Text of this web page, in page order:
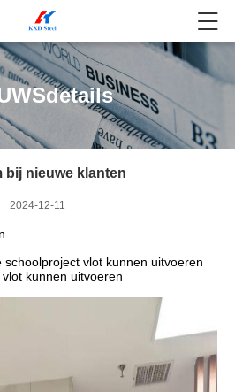
bij nieuwe klanten
2024-12-11
vlot kunnen uitvoeren
kunnen uitvoeren